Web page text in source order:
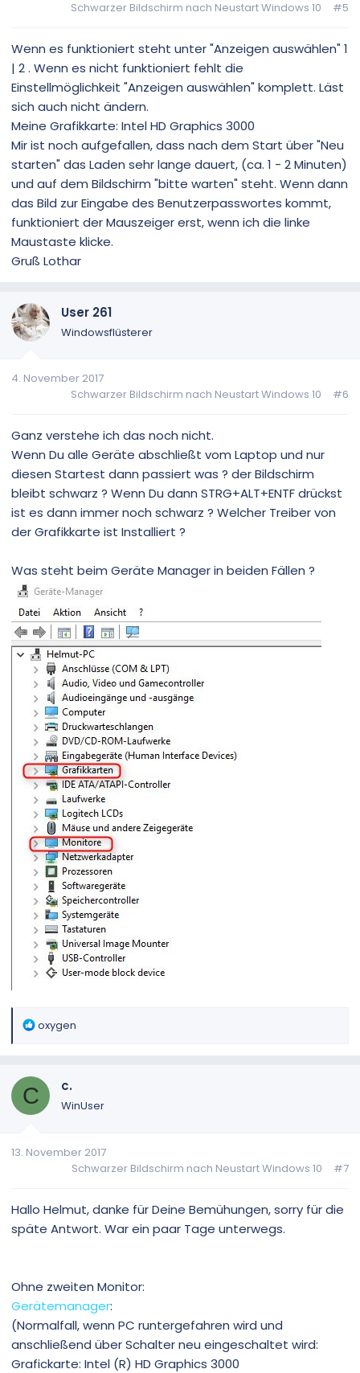
Schwarzer Bildschirm nach Neustart Windows 10 #5
Wenn es funktioniert steht unter "Anzeigen auswählen" 1
| 2 . Wenn es nicht funktioniert fehlt die
Einstellmöglichkeit "Anzeigen auswählen" komplett. Läst
sich auch nicht ändern.
Meine Grafikkarte: Intel HD Graphics 3000
Mir ist noch aufgefallen, dass nach dem Start über "Neu
starten" das Laden sehr lange dauert, (ca. 1 - 2 Minuten)
und auf dem Bildschirm "bitte warten" steht. Wenn dann
das Bild zur Eingabe des Benutzerpasswortes kommt,
funktioniert der Mauszeiger erst, wenn ich die linke
Maustaste klicke.
Gruß Lothar
User 261
Windowsflüsterer
4. November 2017
Schwarzer Bildschirm nach Neustart Windows 10
#6
Ganz verstehe ich das noch nicht.
Wenn Du alle Geräte abschließt vom Laptop und nur
diesen Startest dann passiert was ? der Bildschirm
bleibt schwarz ? Wenn Du dann STRG+ALT+ENTF drückst
ist es dann immer noch schwarz ? Welcher Treiber von
der Grafikkarte ist Installiert ?
Was steht beim Geräte Manager in beiden Fällen ?
R
t
i
e
oxygen
C c.
WinUser
13. November 2017
Schwarzer Bildschirm nach Neustart Windows 10
#7
Hallo Helmut, danke für Deine Bemühungen, sorry für die
späte Antwort. War ein paar Tage unterwegs.
Ohne zweiten Monitor:
Gerätemanager:
(Normalfall, wenn PC runtergefahren wird und
anschließend über Schalter neu eingeschaltet wird:
Grafickarte: Intel (R) HD Graphics 3000